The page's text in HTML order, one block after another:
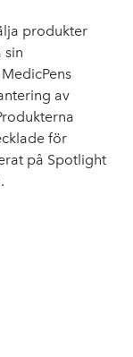
produkter
sin
av
för
på Spotlight